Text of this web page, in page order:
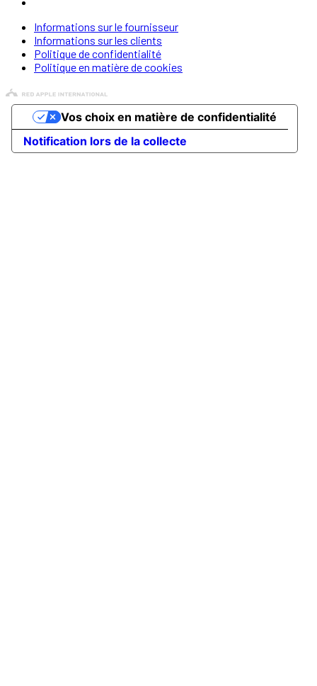
Informations sur le fournisseur
Informations sur les clients
Politique de confidentialité
Politique en matière de cookies
Notification lors de la collecte
Vos choix en matière de confidentialité